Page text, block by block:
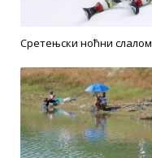
Сретењски ноћни слалом